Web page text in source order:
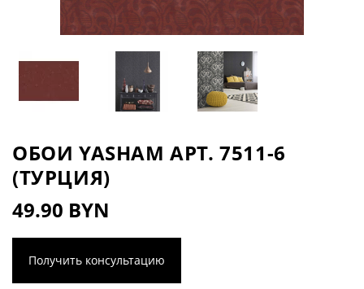
ОБОИ YASHAM АРТ. 7511-6
(ТУРЦИЯ)
49.90 BYN
Получить консультацию